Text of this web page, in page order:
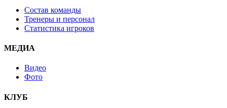
Состав команды
Тренеры и персонал
Статистика игроков
МЕДИА
Видео
Фото
КЛУБ